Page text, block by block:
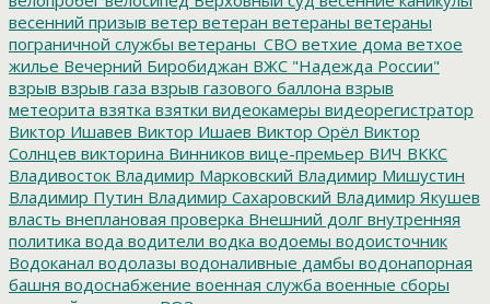
весенний призыв ветер ветеран ветераны ветераны
пограничной службы ветераны_СВО ветхие дома ветхое
жилье Вечерний Биробиджан ВЖС "Надежда России"
взрыв взрыв газа взрыв газового баллона взрыв
метеорита взятка взятки видеокамеры видеорегистратор
Виктор Ишавев Виктор Ишаев Виктор Орёл Виктор
Солнцев викторина Винников вице-премьер ВИЧ ВККС
Владивосток Владимир Марковский Владимир Мишустин
Владимир Путин Владимир Сахаровский Владимир Якушев
власть внеплановая проверка Внешний долг внутренняя
политика вода водители водка водоемы водоисточник
Водоканал водолазы водоналивные дамбы водонапорная
башня водоснабжение военная служба военные сборы